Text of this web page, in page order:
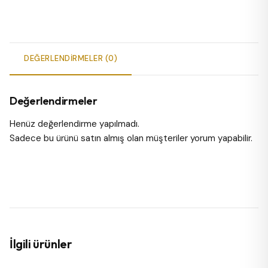
DEĞERLENDIRMELER (0)
Değerlendirmeler
Henüz değerlendirme yapılmadı.
Sadece bu ürünü satın almış olan müşteriler yorum yapabilir.
İlgili ürünler